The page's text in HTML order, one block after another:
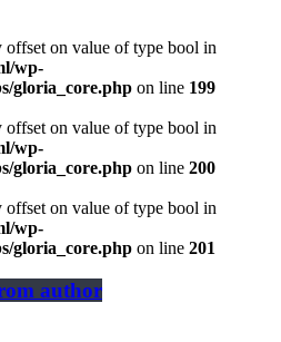
offset on value of type bool in
wp-
gloria_core.php on line 199
offset on value of type bool in
wp-
gloria_core.php on line 200
offset on value of type bool in
wp-
gloria_core.php on line 201
author